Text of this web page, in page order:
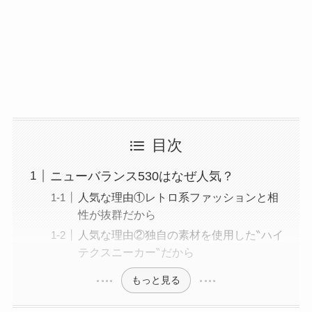
目次
ニューバランス530はなぜ人気？
人気な理由①レトロ系ファッションと相
性が抜群だから
人気な理由②独自の素材を使用した‶ハイ
テクスニーカー‶だから
もっと見る